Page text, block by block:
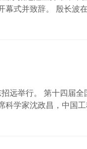
幕式并致辞。 殷长波
条特色鲜明的高质量
远举行。 第十四届
科学家沈政昌，中国